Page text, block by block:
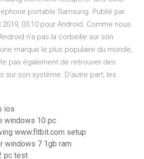
portable Samsung. Publié par
03:10 pour Android. Comme nous
n'a pas la corbeille sur son
marque le plus populaire du monde,
pas également de retrouver des
sur son système. D'autre part, les
ios
windows 10 pc
www.fitbit.com setup
windows 7 1gb ram
pc test